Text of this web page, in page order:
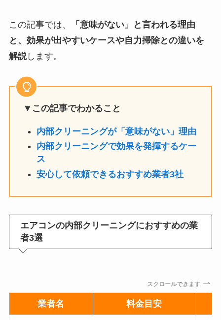
この記事では、
「意味がない」と言われる理由
と、効果が出やすいケースや自力掃除との違いを
解説します。
▼この記事でわかること
内部クリーニングが「意味がない」理由
内部クリーニングで効果を発揮するケー
ス
安心して依頼できるおすすめ業者3社
エアコンの内部クリーニングにおすすめの業
者3選
スクロールできます
業者名 料金目安